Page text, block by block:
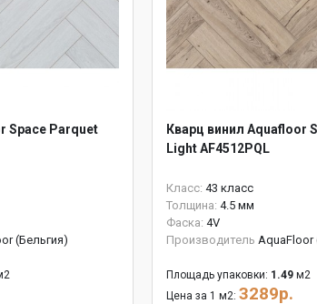
Space Parquet
(Бельгия)
Кварц винил Aquafloor
Light AF4512PQL
Класс: 43 класс
Толщина: 4.5 мм
Фаска: 4V
Производитель AquaFloor
Площадь упаковки: 1.49 м2
Цена за 1 м2: 3289р.